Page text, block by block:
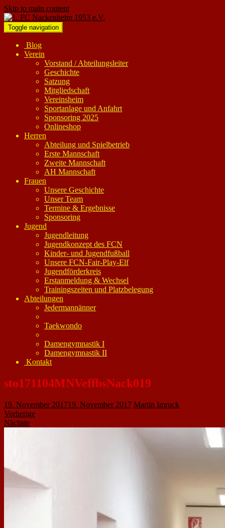
Skip to main content
Toggle navigation
Blog
Verein
Vorstand / Abteilungsleiter
Geschichte
Satzung
Mitgliedschaft
Vereinsheim
Sportanlage und Anfahrt
Sponsoring 2025
Onlineshop
Herren
Abteilung und Spielbetrieb
Erste Mannschaft
Zweite Mannschaft
AH Mannschaft
Frauen
Unsere Geschichte
Unser Team
Termine & Ergebnisse
Sponsoring
Jugend
Jugendleitung
Jugendkonzept des FCN
Kinder- und Jugendfußball
Unsere FCN-Fair-Play-Elf
Jugendförderkreis
Erstanmeldung & Wechsel
Trainingszeiten und Platzbelegung
Abteilungen
Jedermannänner
Taekwondo
Damengymnastik I
Damengymnastik II
Kontakt
sto171104MNVeffbsNack019
19. November 201719. November 2017 Martin Imruck
Vorherige
Nächste